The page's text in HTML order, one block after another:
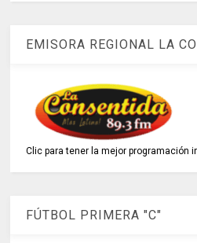
EMISORA REGIONAL LA
Clic para tener la mejor programación
FÚTBOL PRIMERA "C"